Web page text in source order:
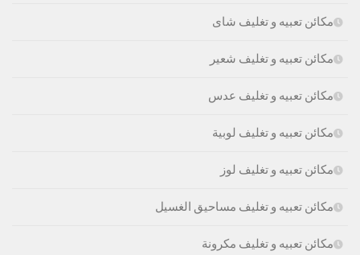
مكائن تعبيه و تغليف شاى
مكائن تعبيه و تغليف شعير
مكائن تعبيه و تغليف عدس
مكائن تعبيه و تغليف لوبية
مكائن تعبيه و تغليف لوز
مكائن تعبيه و تغليف مساحيق الغسيل
مكائن تعبيه و تغليف مكرونة